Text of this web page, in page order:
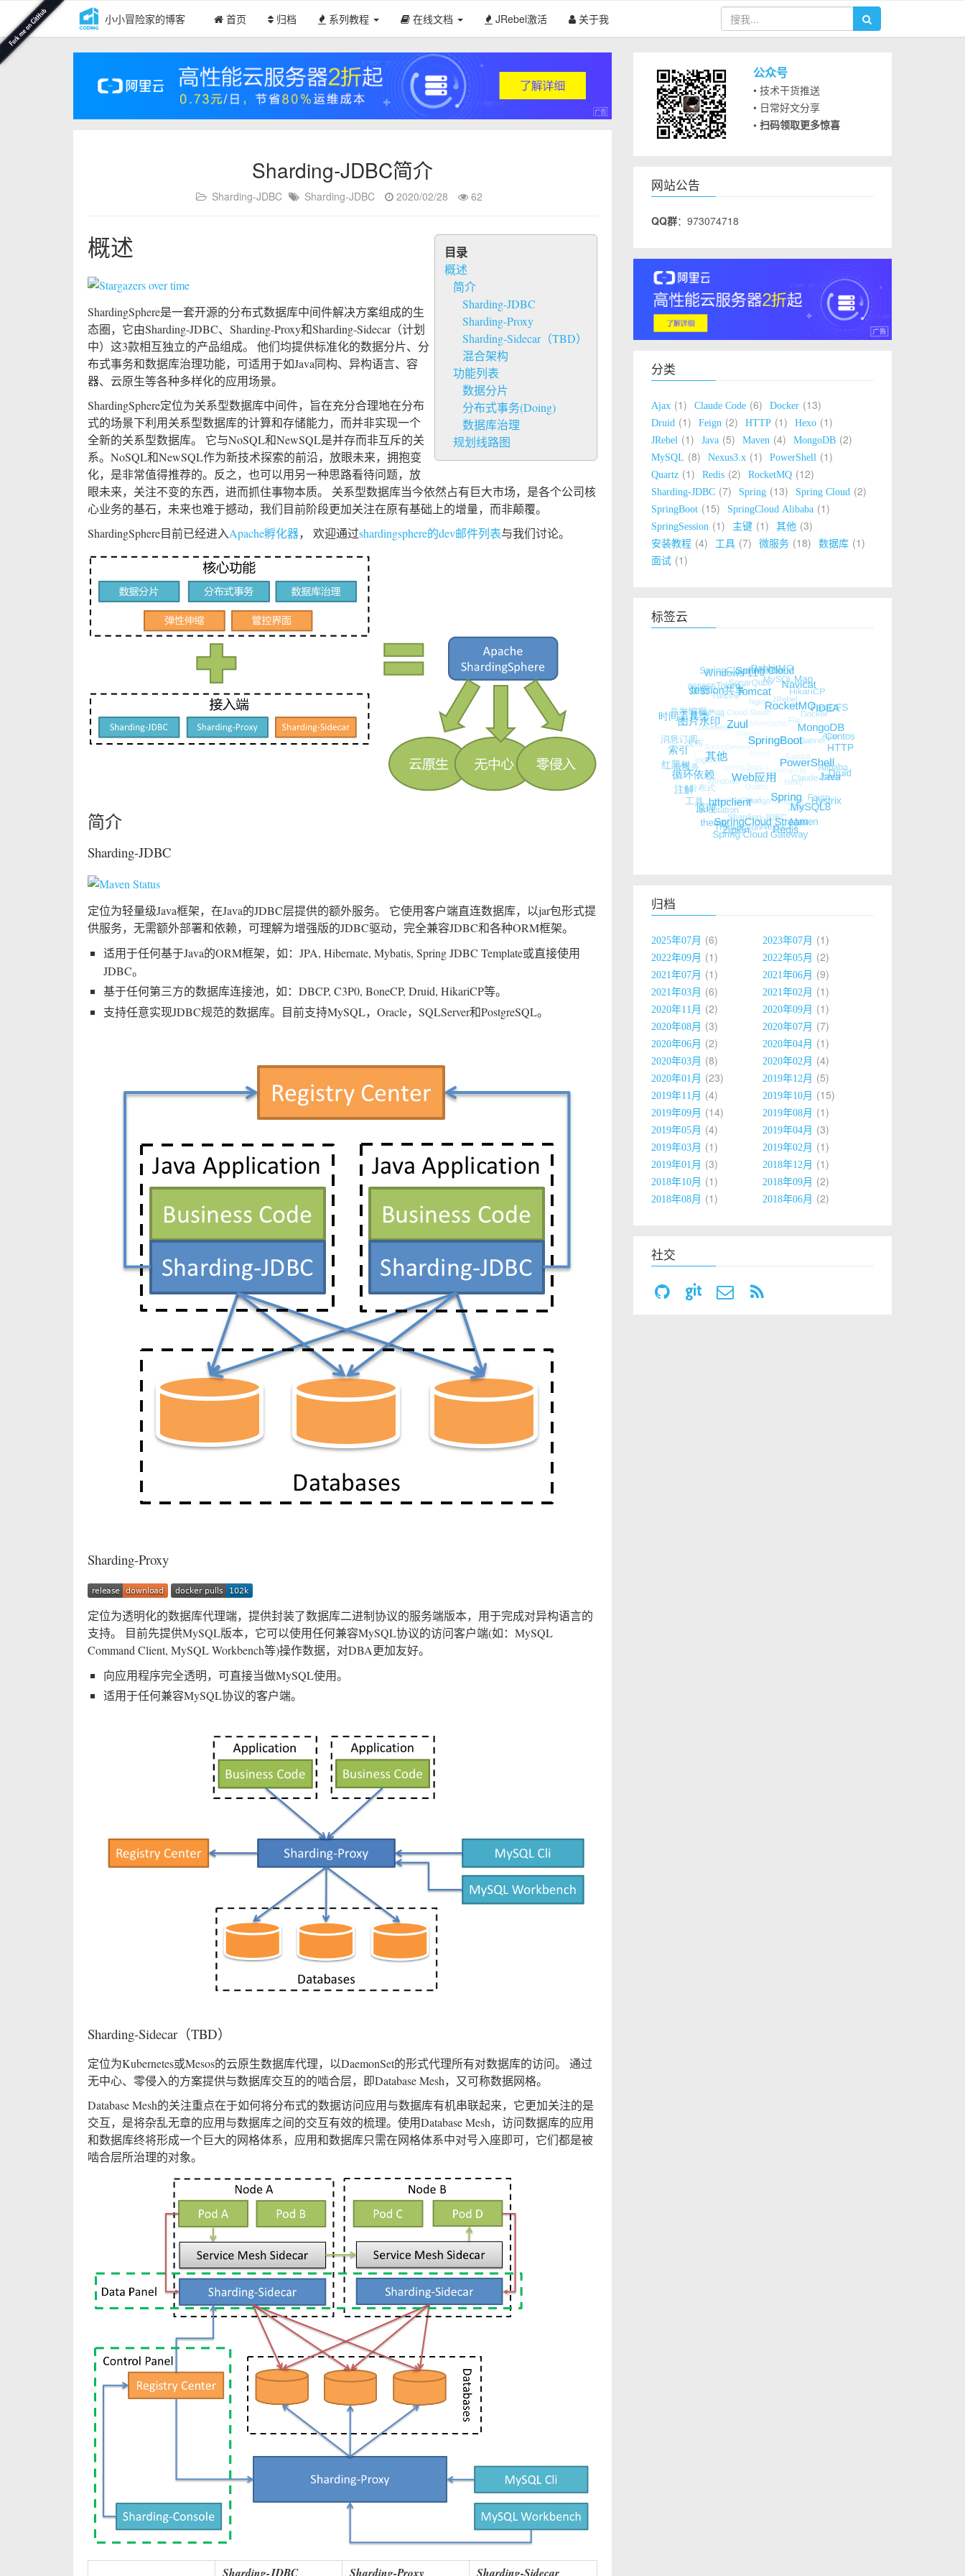
小小冒险家的博客 首页 归档 系列教程 在线文档 JRebel激活 关于我
Sharding-JDBC简介
Sharding-JDBC Sharding-JDBC 2020/02/28 62
目录
概述
简介
Sharding-JDBC
Sharding-Proxy
Sharding-Sidecar（TBD）
混合架构
功能列表
数据分片
分布式事务(Doing)
数据库治理
规划线路图
概述
ShardingSphere是一套开源的分布式数据库中间件解决方案组成的生
态圈，它由Sharding-JDBC、Sharding-Proxy和Sharding-Sidecar（计划
中）这3款相互独立的产品组成。 他们均提供标准化的数据分片、分
布式事务和数据库治理功能，可适用于如Java同构、异构语言、容
器、云原生等各种多样化的应用场景。
ShardingSphere定位为关系型数据库中间件，旨在充分合理地在分布
式的场景下利用关系型数据库的计算和存储能力，而并非实现一个
全新的关系型数据库。 它与NoSQL和NewSQL是并存而非互斥的关
系。NoSQL和NewSQL作为新技术探索的前沿，放眼未来，拥抱变
化，是非常值得推荐的。反之，也可以用另一种思路看待问题，放
眼未来，关注不变的东西，进而抓住事物本质。 关系型数据库当今依然占有巨大市场，是各个公司核
心业务的基石，未来也难于撼动，我们目前阶段更加关注在原有基础上的增量，而非颠覆。
ShardingSphere目前已经进入Apache孵化器， 欢迎通过shardingsphere的dev邮件列表与我们讨论。
简介
Sharding-JDBC
定位为轻量级Java框架，在Java的JDBC层提供的额外服务。 它使用客户端直连数据库，以jar包形式提
供服务，无需额外部署和依赖，可理解为增强版的JDBC驱动，完全兼容JDBC和各种ORM框架。
适用于任何基于Java的ORM框架，如：JPA, Hibernate, Mybatis, Spring JDBC Template或直接使用
JDBC。
基于任何第三方的数据库连接池，如：DBCP, C3P0, BoneCP, Druid, HikariCP等。
支持任意实现JDBC规范的数据库。目前支持MySQL，Oracle，SQLServer和PostgreSQL。
Sharding-Proxy
定位为透明化的数据库代理端，提供封装了数据库二进制协议的服务端版本，用于完成对异构语言的
支持。 目前先提供MySQL版本，它可以使用任何兼容MySQL协议的访问客户端(如：MySQL
Command Client, MySQL Workbench等)操作数据，对DBA更加友好。
向应用程序完全透明，可直接当做MySQL使用。
适用于任何兼容MySQL协议的客户端。
Sharding-Sidecar（TBD）
定位为Kubernetes或Mesos的云原生数据库代理，以DaemonSet的形式代理所有对数据库的访问。 通过
无中心、零侵入的方案提供与数据库交互的的啮合层，即Database Mesh，又可称数据网格。
Database Mesh的关注重点在于如何将分布式的数据访问应用与数据库有机串联起来，它更加关注的是
交互，是将杂乱无章的应用与数据库之间的交互有效的梳理。使用Database Mesh，访问数据库的应用
和数据库终将形成一个巨大的网格体系，应用和数据库只需在网格体系中对号入座即可，它们都是被
啮合层所治理的对象。
Sharding-JDBC Sharding-Proxy Sharding-Sidecar
公众号
• 技术干货推送
• 日常好文分享
• 扫码领取更多惊喜
网站公告
QQ群：973074718
分类
Ajax 1 Claude Code 6 Docker 13
Druid 1 Feign 2 HTTP 1 Hexo 1
JRebel 1 Java 5 Maven 4 MongoDB 2
MySQL 8 Nexus3.x 1 PowerShell 1
Quartz 1 Redis 2 RocketMQ 12
Sharding-JDBC 7 Spring 13 Spring Cloud 2
SpringBoot 15 SpringCloud Alibaba 1
SpringSession 1 主键 1 其他 3
安装教程 4 工具 7 微服务 18 数据库 1
面试 1
标签云
归档
2025年07月 6 2023年07月 1
2022年09月 1 2022年05月 2
2021年07月 1 2021年06月 9
2021年03月 6 2021年02月 1
2020年11月 2 2020年09月 1
2020年08月 3 2020年07月 7
2020年06月 2 2020年04月 1
2020年03月 8 2020年02月 4
2020年01月 23 2019年12月 5
2019年11月 4 2019年10月 15
2019年09月 14 2019年08月 1
2019年05月 4 2019年04月 3
2019年03月 1 2019年02月 1
2019年01月 3 2018年12月 1
2018年10月 1 2018年09月 2
2018年08月 1 2018年06月 2
社交